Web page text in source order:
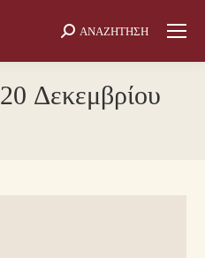
Search:
ΑΝΑΖΗΤΗΣΗ
20 Δεκεμβρίου